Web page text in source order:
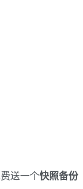
送一个快照备份